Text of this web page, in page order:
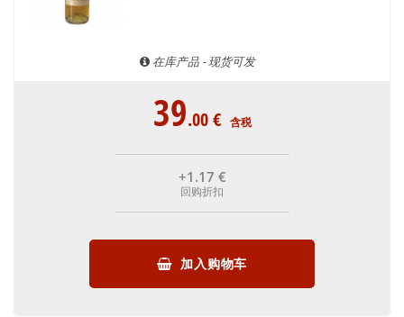
在库产品 - 现货可发
39.00€ 含税
+1 .17 €
回购折扣
加入购物车